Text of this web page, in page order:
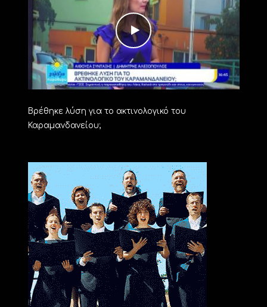
Βρέθηκε λύση για το ακτινολογικό του
Καραμανδανείου;